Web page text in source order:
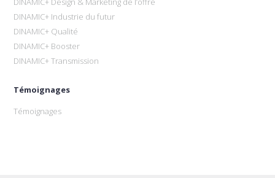
DINAMIC+ Industrie du futur
DINAMIC+ Qualité
DINAMIC+ Booster
DINAMIC+ Transmission
Témoignages
Témoignages